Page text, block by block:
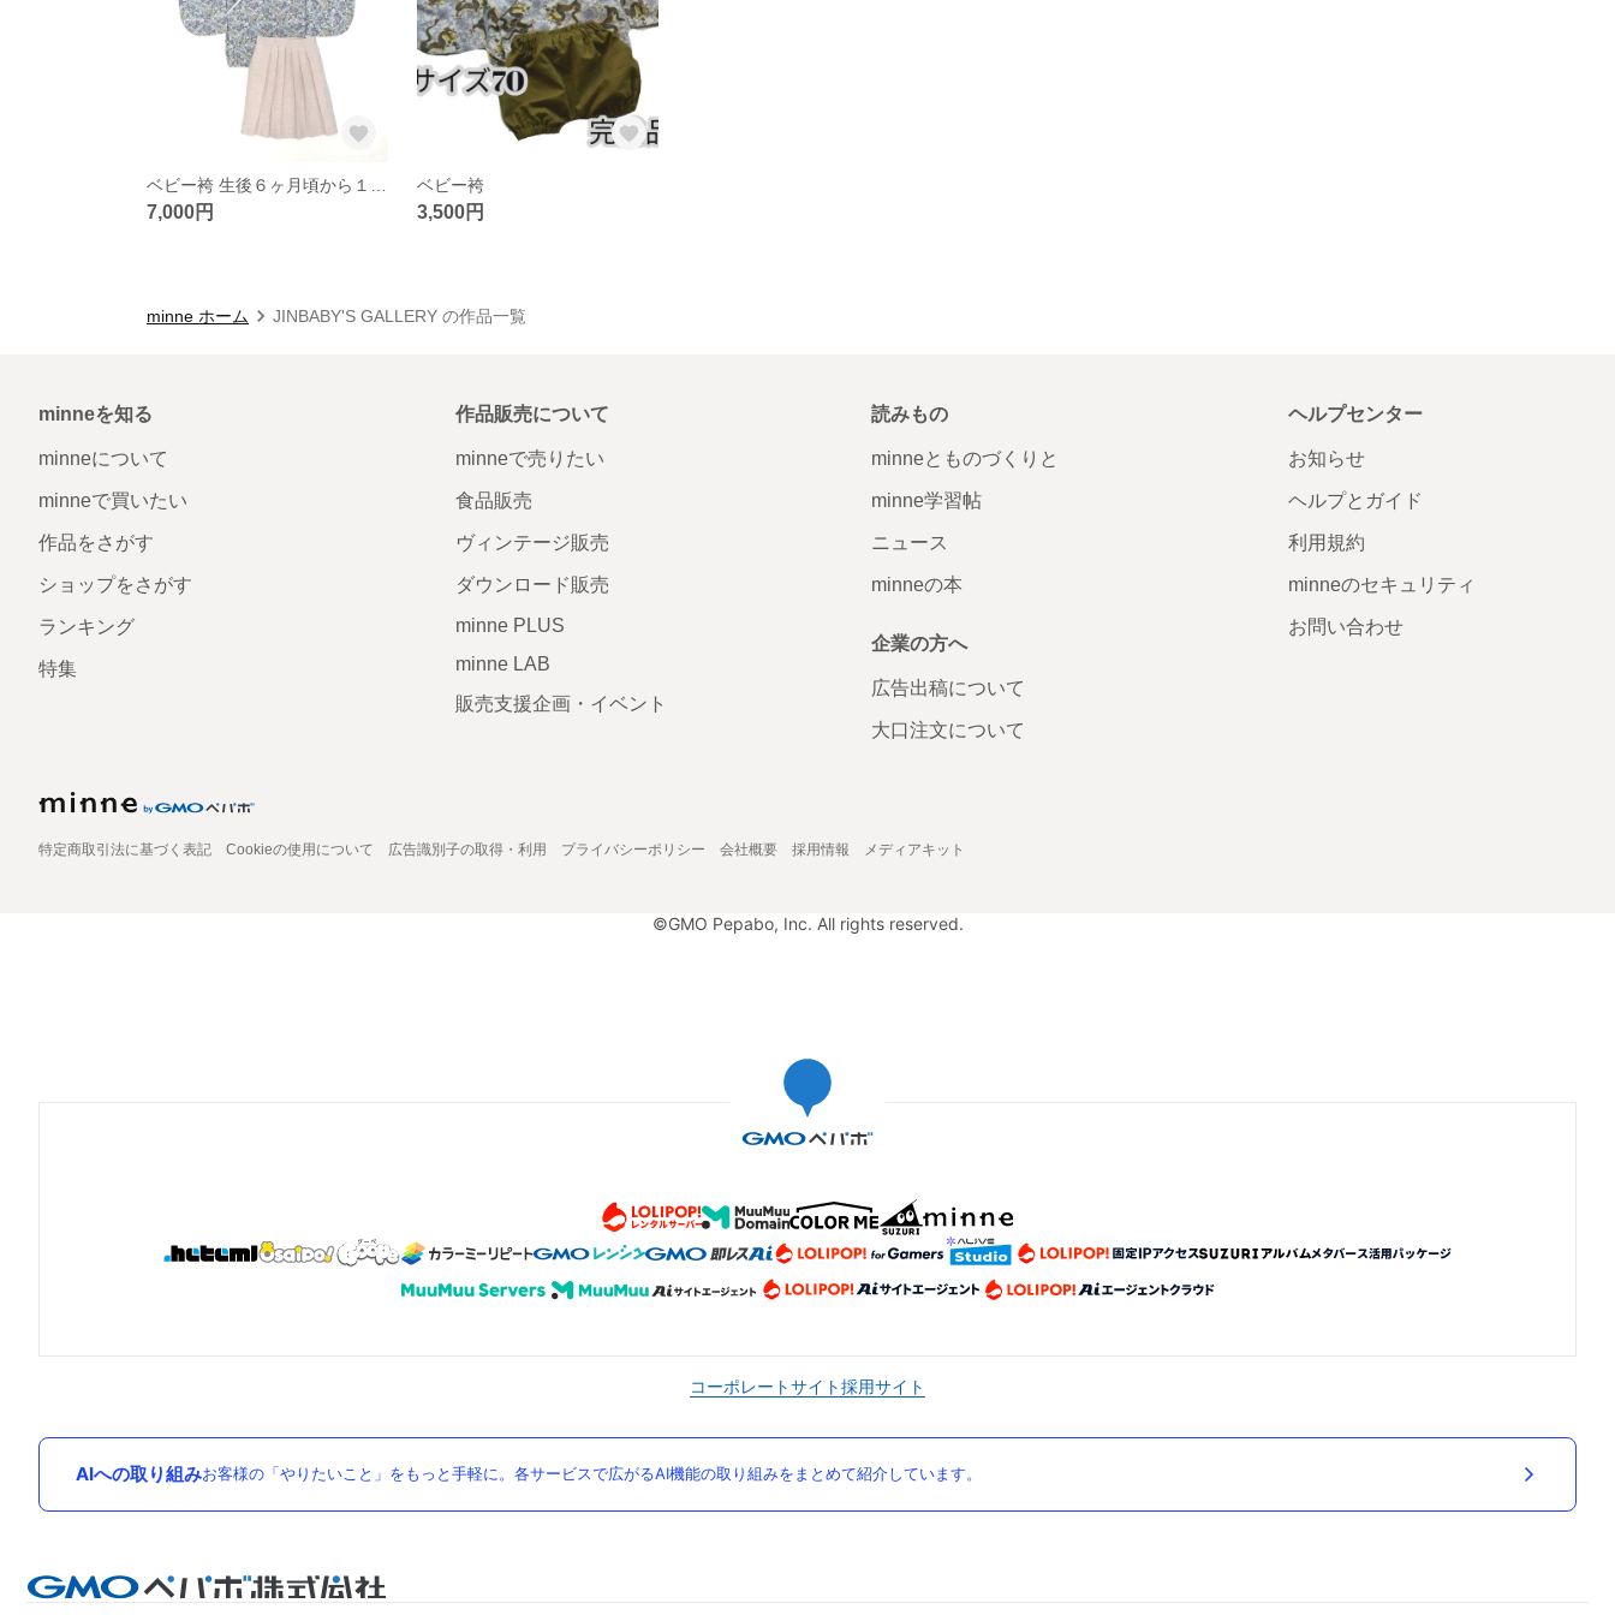
7,000円
ベビー袴
3,500円
minne ホーム JINBABY'S GALLERY の作品一覧
minneを知る
minneについて
minneで買いたい
作品をさがす
ショップをさがす
ランキング
特集
作品販売について
minneで売りたい
食品販売
ヴィンテージ販売
ダウンロード販売
minne PLUS
minne LAB
販売支援企画・イベント
読みもの
minneとものづくりと
minne学習帖
ニュース
minneの本
企業の方へ
広告出稿について
大口注文について
ヘルプセンター
お知らせ
ヘルプとガイド
利用規約
minneのセキュリティ
お問い合わせ
特定商取引法に基づく表記 Cookieの使用について 広告識別子の取得・利用 プライバシーポリシー 会社概要 採用情報 メディアキット
©GMO Pepabo, Inc. All rights reserved.
コーポレートサイト採用サイト
AIへの取り組みお客様の「やりたいこと」をもっと手軽に。各サービスで広がるAI機能の取り組みをまとめて紹介しています。